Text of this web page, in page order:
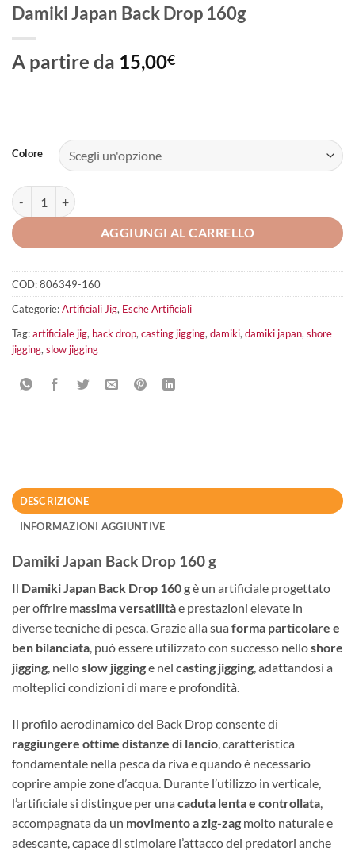
Damiki Japan Back Drop 160g
A partire da 15,00€
Colore
Damiki Japan Back Drop 160g quantità
AGGIUNGI AL CARRELLO
COD:806349-160
Categorie:Artificiali Jig, Esche Artificiali
Tag:artificiale jig, back drop, casting jigging, damiki, damiki japan, shore
jigging, slow jigging
DESCRIZIONE
INFORMAZIONI AGGIUNTIVE
Damiki Japan Back Drop 160 g
Il Damiki Japan Back Drop 160 gè un artificiale progettato
per offrire massima versatilitàe prestazioni elevate in
diverse tecniche di pesca. Grazie alla sua forma particolare e
ben bilanciata, può essere utilizzato con successo nelloshore
jigging, nelloslow jigginge nel casting jigging, adattandosi a
molteplici condizioni di mare e profondità.
Il profilo aerodinamico del Back Drop consente di
raggiungere ottime distanze di lancio, caratteristica
fondamentale nella pesca da riva e quando è necessario
coprire ampie zone d’acqua. Durante l’utilizzo in verticale,
l’artificiale si distingue per una caduta lenta e controllata,
accompagnata da un movimento a zig-zag molto naturale e
adescante, capace di stimolare l’attacco dei predatori anche